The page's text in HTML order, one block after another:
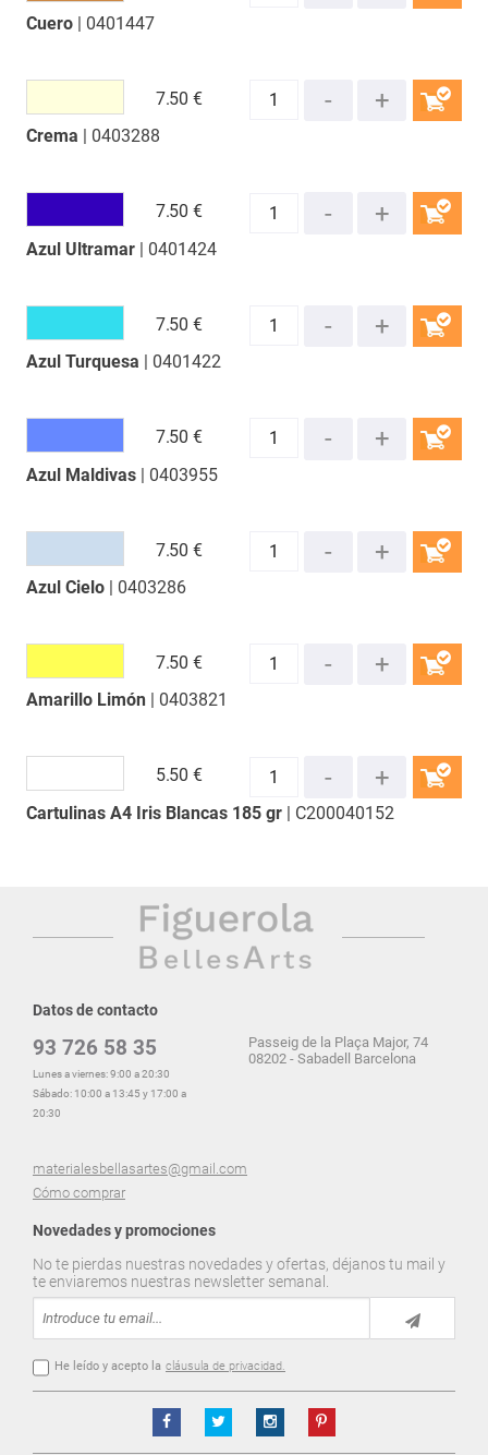
Cuero| 0401447
Crema | 0403288
7.50 €
Azul Ultramar| 0401424
7.50 €
Azul Turquesa | 0401422
7.50 €
Azul Maldivas| 0403955
7.50 €
Azul Cielo| 0403286
7.50 €
Amarillo Limón| 0403821
7.50 €
Cartulinas A4 Iris Blancas 185 gr| C200040152
5.50 €
Datos de contacto
93 726 58 35
Lunes a viernes: 9:00 a 20:30
Sábado: 10:00 a 13:45 y 17:00 a
20:30
materialesbellasartes@gmail.com
Cómo comprar
Passeig de la Plaça Major, 74
08202 - Sabadell Barcelona
Novedades y promociones
No te pierdas nuestras novedades y ofertas, déjanos tu mail y
te enviaremos nuestras newsletter semanal.
He leído y acepto la cláusula de privacidad.